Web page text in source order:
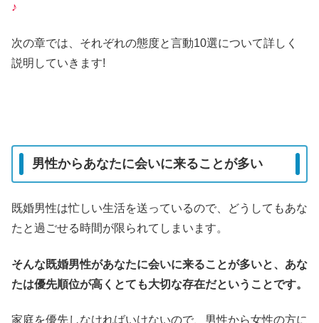
♪
次の章では、それぞれの態度と言動10選について詳しく
説明していきます!
男性からあなたに会いに来ることが多い
既婚男性は忙しい生活を送っているので、どうしてもあな
たと過ごせる時間が限られてしまいます。
そんな既婚男性があなたに会いに来ることが多いと、あな
たは優先順位が高くとても大切な存在だということです。
家庭を優先しなければいけないので、男性から女性の方に